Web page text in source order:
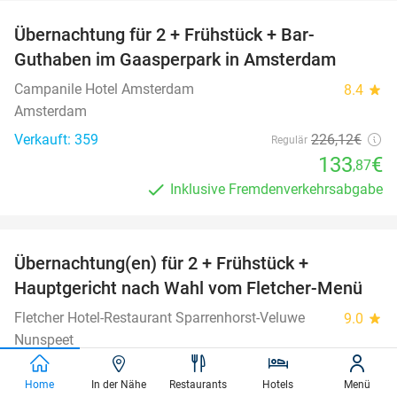
Übernachtung für 2 + Frühstück + Bar-
Guthaben im Gaasperpark in Amsterdam
Campanile Hotel Amsterdam 8.4 star
Amsterdam
Verkauft: 359
Regulär 226,12€
133,87€
Inklusive Fremdenverkehrsabgabe
Übernachtung(en) für 2 + Frühstück +
Hauptgericht nach Wahl vom Fletcher-Menü
Fletcher Hotel-Restaurant Sparrenhorst-Veluwe 9.0 star
Nunspeet
Verkauft: 439
206€
Home In der Nähe Restaurants Hotels Menü